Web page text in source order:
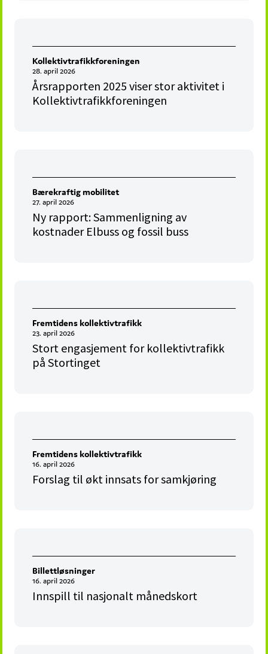
Kollektivtrafikkforeningen
28. april 2026
Årsrapporten 2025 viser stor aktivitet i
Kollektivtrafikkforeningen
Bærekraftig mobilitet
27. april 2026
Ny rapport: Sammenligning av
kostnader Elbuss og fossil buss
Fremtidens kollektivtrafikk
23. april 2026
Stort engasjement for kollektivtrafikk
på Stortinget
Fremtidens kollektivtrafikk
16. april 2026
Forslag til økt innsats for samkjøring
Billettløsninger
16. april 2026
Innspill til nasjonalt månedskort